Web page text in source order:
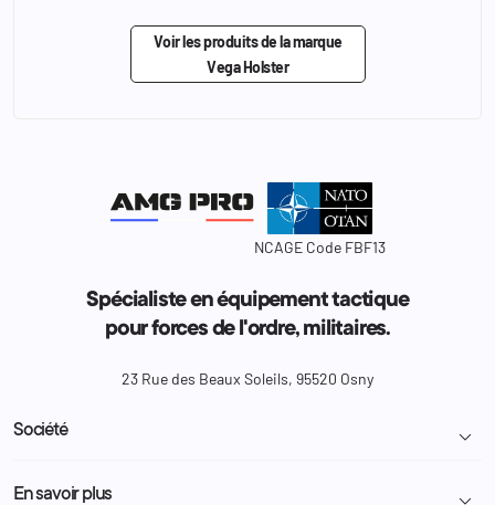
Voir les produits de la marque
Vega Holster
NCAGE Code FBF13
Spécialiste en équipement tactique
pour forces de l'ordre, militaires.
23 Rue des Beaux Soleils, 95520 Osny
Société 
Livraison et retour colis
En savoir plus